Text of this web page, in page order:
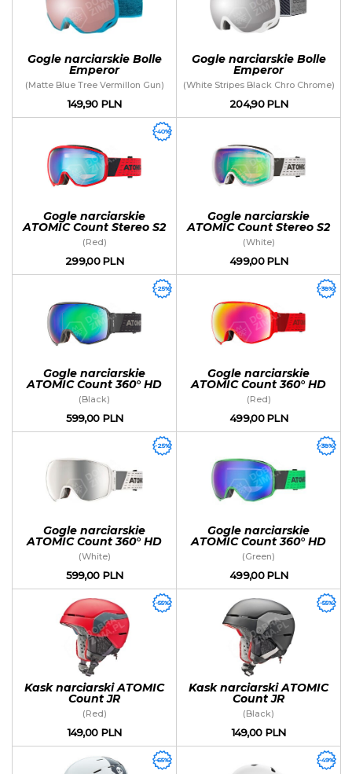
Gogle narciarskie Bolle
Emperor
(Matte Blue Tree Vermillon Gun)
149,90 PLN
Gogle narciarskie Bolle
Emperor
(White Stripes Black Chro Chrome)
204,90 PLN
Gogle narciarskie
ATOMIC Count Stereo S2
(Red)
299,00 PLN
-40%
Gogle narciarskie
ATOMIC Count Stereo S2
(White)
499,00 PLN
Gogle narciarskie
ATOMIC Count 360° HD
(Black)
599,00 PLN
-25%
Gogle narciarskie
ATOMIC Count 360° HD
(Red)
499,00 PLN
-38%
Gogle narciarskie
ATOMIC Count 360° HD
(White)
599,00 PLN
-25%
Gogle narciarskie
ATOMIC Count 360° HD
(Green)
499,00 PLN
-38%
Kask narciarski ATOMIC
Count JR
(Red)
149,00 PLN
-55%
Kask narciarski ATOMIC
Count JR
(Black)
149,00 PLN
-55%
-65% -49%